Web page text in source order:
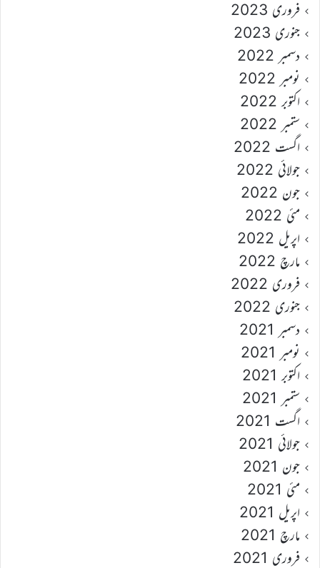
فروری 2023
جنوری 2023
دسمبر 2022
نومبر 2022
اکتوبر 2022
ستمبر 2022
اگست 2022
جولائی 2022
جون 2022
مئی 2022
اپریل 2022
مارچ 2022
فروری 2022
جنوری 2022
دسمبر 2021
نومبر 2021
اکتوبر 2021
ستمبر 2021
اگست 2021
جولائی 2021
جون 2021
مئی 2021
اپریل 2021
مارچ 2021
فروری 2021